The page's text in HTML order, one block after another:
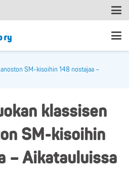
SM-kisoihin 148 nostajaa –
klassisen
SM-kisoihin
– Aikatauluissa